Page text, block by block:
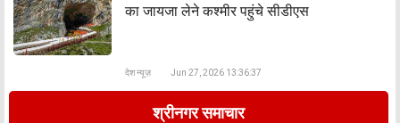
का जायजा लेने कश्मीर पहुंचे सीडीएस
देश न्यूज़ Jun 27, 2026 13:36:37
श्रीनगर समाचार